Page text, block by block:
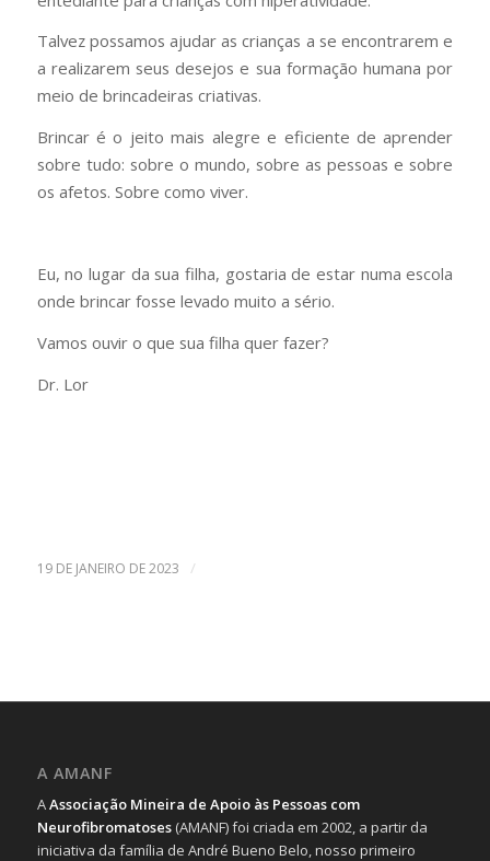
Talvez possamos ajudar as crianças a se encontrarem e
a realizarem seus desejos e sua formação humana por
meio de brincadeiras criativas.
Brincar é o jeito mais alegre e eficiente de aprender
sobre tudo: sobre o mundo, sobre as pessoas e sobre
os afetos. Sobre como viver.
Eu, no lugar da sua filha, gostaria de estar numa escola
onde brincar fosse levado muito a sério.
Vamos ouvir o que sua filha quer fazer?
Dr. Lor
19 DE JANEIRO DE 2023 /
A AMANF
AAssociação Mineira de Apoio às Pessoas com
Neurofibromatoses(AMANF) foi criada em 2002, a partir da
iniciativa da família de André Bueno Belo, nosso primeiro